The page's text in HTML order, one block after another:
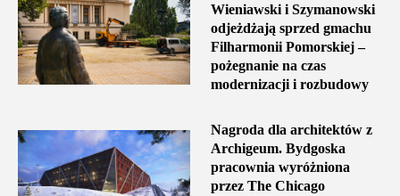
Wieniawski i Szymanowski
odjeżdżają sprzed gmachu
Filharmonii Pomorskiej –
pożegnanie na czas
modernizacji i rozbudowy
Nagroda dla architektów z
Archigeum. Bydgoska
pracownia wyróżniona
przez The Chicago